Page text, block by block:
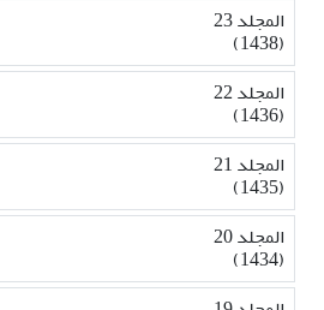
المجلد 23
(1438)
المجلد 22
(1436)
المجلد 21
(1435)
المجلد 20
(1434)